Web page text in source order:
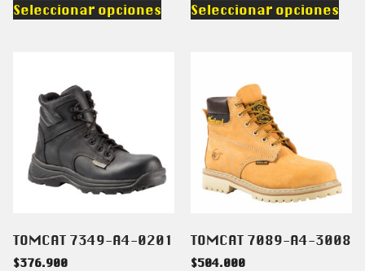
Seleccionar opciones Seleccionar opciones
TOMCAT 7349-A4-0201
$376.900
TOMCAT 7089-A4-3008
$504.000